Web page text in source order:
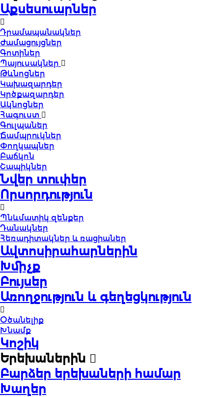
Աքսեսուարներ
Դրամապանակներ
Ժամացույցներ
Գոտիներ
Պայուսակներ
Թևնոցներ
Կախազարդեր
Կրծքազարդեր
Ակնոցներ
Հագուստ
Գուլպաներ
Ճամպրուկներ
Փողկապներ
Բաճկոն
Շապիկներ
Նվեր տուփեր
Որսորդություն
Պնևմատիկ զենքեր
Դանակներ
Հեռադիտակներ և ռացիաներ
Ավտոսիրահարներին
Խմիչք
Բույսեր
Առողջություն և գեղեցկություն
Օծանելիք
Խնամք
Կոշիկ
Երեխաներին
Բարձեր երեխաների համար
Խաղեր